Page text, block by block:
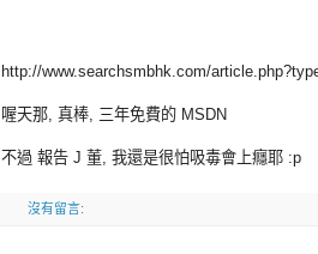
http://www.searchsmbhk.com/
喔天那, 真棒, 三年免費的 MSDN
不過 報告 J 董, 我還是很怕吸毒會上癮耶 :p
沒有留言: